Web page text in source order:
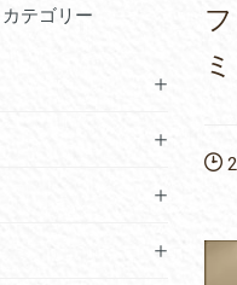
カテゴリー